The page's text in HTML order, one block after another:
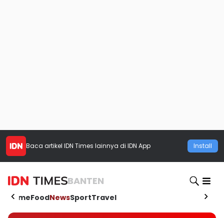
Baca artikel IDN Times lainnya di IDN App Install
BANTEN
HomeFoodNewsSportTravel